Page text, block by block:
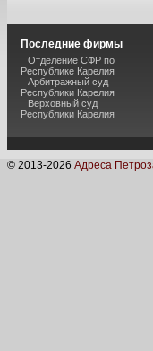
Последние фирмы
Отделение СФР по
Республике Карелия
Арбитражный суд
Республики Карелия
Верховный суд
Республики Карелия
© 2013-2026 Адреса